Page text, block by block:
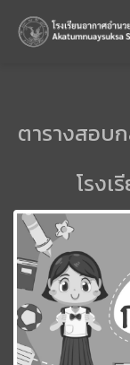
ตารางสอบ
โรงเ